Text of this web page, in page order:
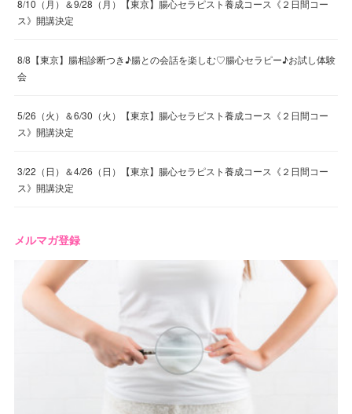
8/10（月）＆9/28（月）【東京】腸心セラピスト養成コース《２日間コー
ス》開講決定
8/8【東京】腸相診断つき♪腸との会話を楽しむ♡腸心セラピー♪お試し体験
会
5/26（火）＆6/30（火）【東京】腸心セラピスト養成コース《２日間コー
ス》開講決定
3/22（日）＆4/26（日）【東京】腸心セラピスト養成コース《２日間コー
ス》開講決定
メルマガ登録